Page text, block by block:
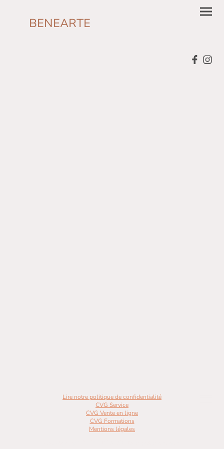
BENEARTE
Lire notre politique de confidentialité
CVG Service
CVG Vente en ligne
CVG Formations
Mentions légales